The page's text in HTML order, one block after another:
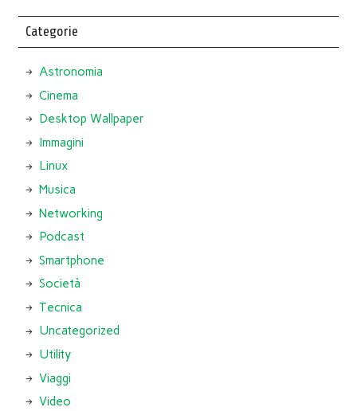
Categorie
Astronomia
Cinema
Desktop Wallpaper
Immagini
Linux
Musica
Networking
Podcast
Smartphone
Società
Tecnica
Uncategorized
Utility
Viaggi
Video